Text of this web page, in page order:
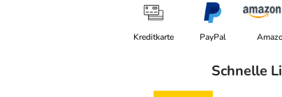
Kreditkarte PayPal
Schnelle